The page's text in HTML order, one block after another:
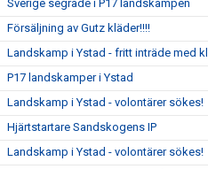
Sverige segrade i P17 landskampen
Försäljning av Gutz kläder!!!!
Landskamp i Ystad - fritt inträde med
P17 landskamper i Ystad
Landskamp i Ystad - volontärer sökes!
Hjärtstartare Sandskogens IP
Landskamp i Ystad - volontärer sökes!